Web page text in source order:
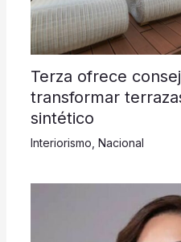
Terza ofrece
transformar
sintético
Interiorismo Nacional